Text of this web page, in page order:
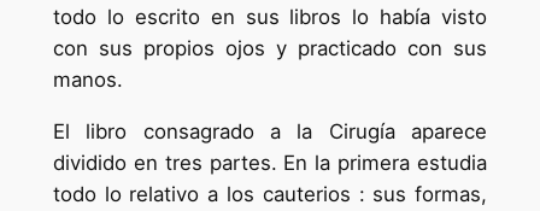
todo lo escrito en sus libros lo había visto
con sus propios ojos y practicado con sus
manos.
El libro consagrado a la Cirugía aparece
dividido en tres partes. En la primera estudia
todo lo relativo a los cauterios : sus formas,